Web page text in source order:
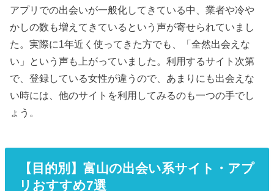
アプリでの出会いが一般化してきている中、業者や冷や
かしの数も増えてきているという声が寄せられていまし
た。実際に1年近く使ってきた方でも、「全然出会えな
い」という声も上がっていました。利用するサイト次第
で、登録している女性が違うので、あまりにも出会えな
い時には、他のサイトを利用してみるのも一つの手でし
ょう。
【目的別】富山の出会い系サイト・アプ
リおすすめ7選